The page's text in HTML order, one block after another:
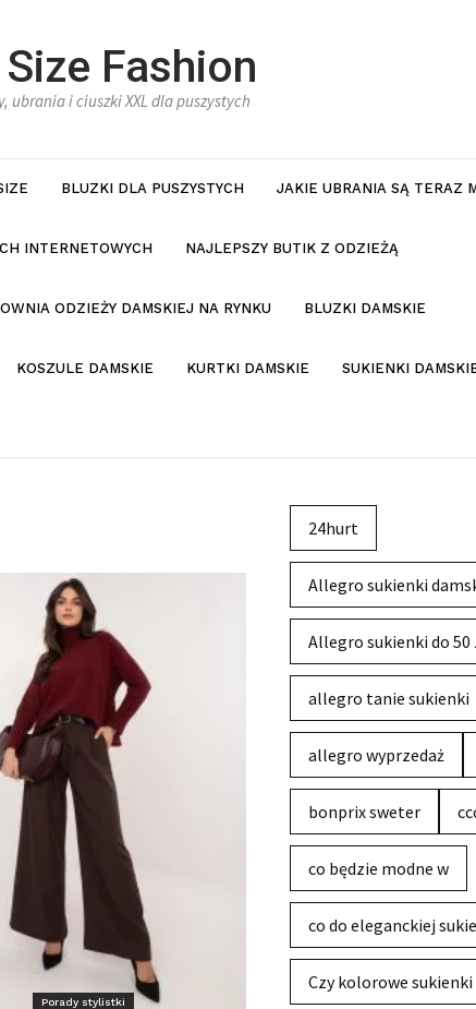
Fashion
ubrania i ciuszki XXL dla puszystych
BLUZKI DLA PUSZYSTYCH JAKIE UBRANIA SĄ TERAZ
INTERNETOWYCH NAJLEPSZY BUTIK Z ODZIEŻĄ
ODZIEŻY DAMSKIEJ NA RYNKU BLUZKI DAMSKIE
KOSZULE DAMSKIE KURTKI DAMSKIE SUKIENKI
Porady stylistki
24hurt
Allegro sukienki
Allegro sukienki do 50
allegro tanie sukienki
allegro wyprzedaż
bonprix sweter
co będzie modne w
co do eleganckiej
Czy kolorowe sukienki